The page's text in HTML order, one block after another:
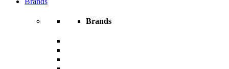
Brands